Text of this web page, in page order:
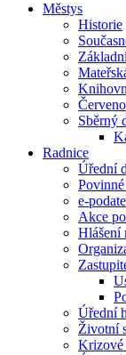
Městys
Historie
Sběrný
Radnice
Úřední
e-
Akce
Hlášení
Úřední
Životní
Krizové